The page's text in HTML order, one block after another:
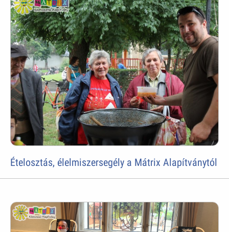
Ételosztás, élelmiszersegély a Mátrix Alapítványtól